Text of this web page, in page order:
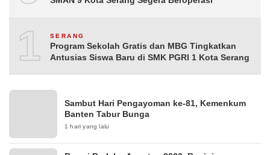
10SERANG
Program Sekolah Gratis dan MBG Tingkatkan
Antusias Siswa Baru di SMK PGRI 1 Kota Serang
Sambut Hari Pengayoman ke-81, Kemenkum
Banten Tabur Bunga
1 hari yang lalu